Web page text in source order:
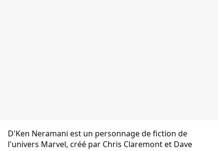
D'Ken Neramani est un personnage de fiction de
l'univers Marvel, créé par Chris Claremont et Dave